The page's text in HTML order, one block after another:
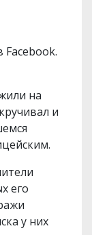
на
и
его
у них